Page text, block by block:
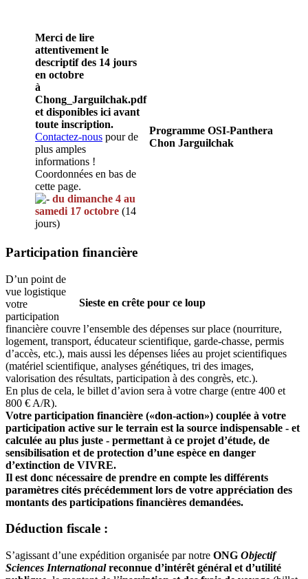
Merci de lire
attentivement le
descriptif des 14 jours
en octobre
à
Chong_Jarguilchak.pdf
et disponibles ici avant
toute inscription.
Contactez-nous pour de
plus amples
informations !
Coordonnées en bas de
cette page.
du dimanche 4 au
samedi 17 octobre (14
jours)
Programme OSI-Panthera
Chon Jarguilchak
Participation financière
Sieste en crête pour ce loup
D’un point de
vue logistique
votre
participation
financière couvre l’ensemble des dépenses sur place (nourriture,
logement, transport, éducateur scientifique, garde-chasse, permis
d’accès, etc.), mais aussi les dépenses liées au projet scientifiques
(matériel scientifique, analyses génétiques, tri des images,
valorisation des résultats, participation à des congrès, etc.).
En plus de cela, le billet d’avion sera à votre charge (entre 400 et
800 € A/R).
Votre participation financière («don-action») couplée à votre
participation active sur le terrain est la source indispensable - et
calculée au plus juste - permettant à ce projet d’étude, de
sensibilisation et de protection d’une espèce en danger
d’extinction de VIVRE.
Il est donc nécessaire de prendre en compte les différents
paramètres cités précédemment lors de votre appréciation des
montants des participations financières demandées.
Déduction fiscale :
S’agissant d’une expédition organisée par notre ONG Objectif
Sciences Internationalreconnue d’intérêt général et d’utilité